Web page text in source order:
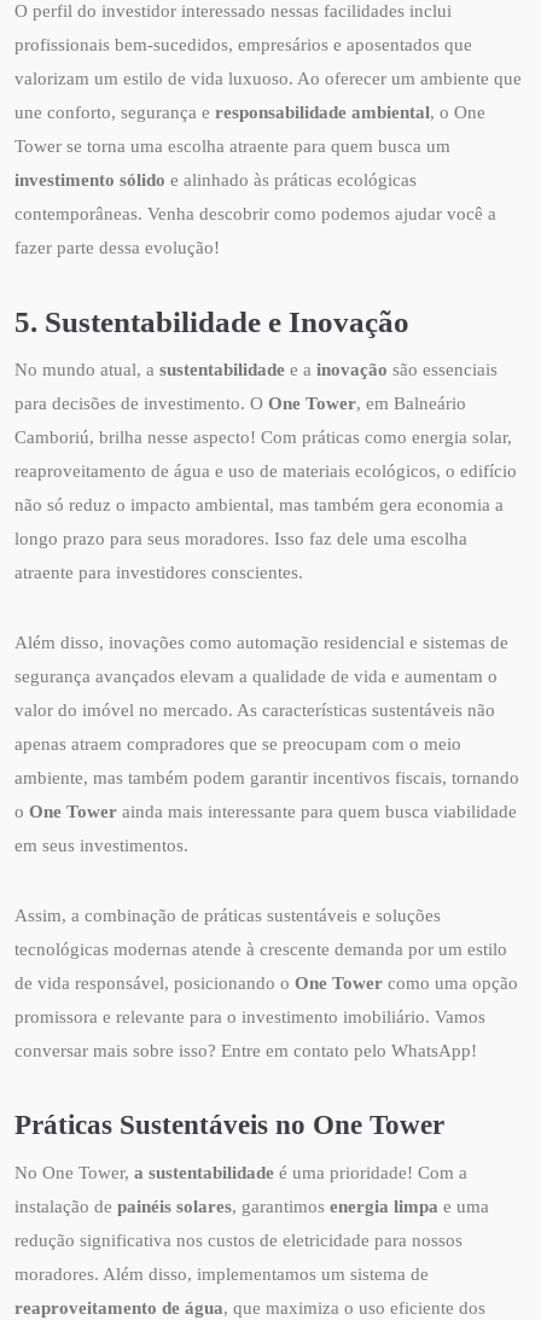
O perfil do investidor interessado nessas facilidades inclui
profissionais bem-sucedidos, empresários e aposentados que
valorizam um estilo de vida luxuoso. Ao oferecer um ambiente que
une conforto, segurança e responsabilidade ambiental, o One
Tower se torna uma escolha atraente para quem busca um
investimento sólido e alinhado às práticas ecológicas
contemporâneas. Venha descobrir como podemos ajudar você a
fazer parte dessa evolução!
5. Sustentabilidade e Inovação
No mundo atual, a sustentabilidade e a inovação são essenciais
para decisões de investimento. O One Tower, em Balneário
Camboriú, brilha nesse aspecto! Com práticas como energia solar,
reaproveitamento de água e uso de materiais ecológicos, o edifício
não só reduz o impacto ambiental, mas também gera economia a
longo prazo para seus moradores. Isso faz dele uma escolha
atraente para investidores conscientes.
Além disso, inovações como automação residencial e sistemas de
segurança avançados elevam a qualidade de vida e aumentam o
valor do imóvel no mercado. As características sustentáveis não
apenas atraem compradores que se preocupam com o meio
ambiente, mas também podem garantir incentivos fiscais, tornando
o One Tower ainda mais interessante para quem busca viabilidade
em seus investimentos.
Assim, a combinação de práticas sustentáveis e soluções
tecnológicas modernas atende à crescente demanda por um estilo
de vida responsável, posicionando o One Tower como uma opção
promissora e relevante para o investimento imobiliário. Vamos
conversar mais sobre isso? Entre em contato pelo WhatsApp!
Práticas Sustentáveis no One Tower
No One Tower, a sustentabilidade é uma prioridade! Com a
instalação de painéis solares, garantimos energia limpa e uma
redução significativa nos custos de eletricidade para nossos
moradores. Além disso, implementamos um sistema de
reaproveitamento de água, que maximiza o uso eficiente dos